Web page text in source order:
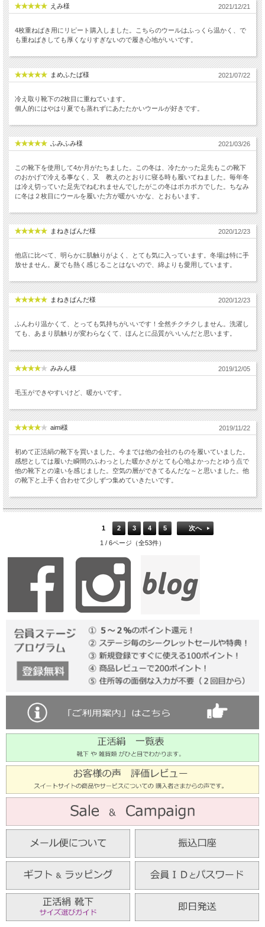
えみ様 2021/12/21
4枚重ねばき用にリピート購入しました。こちらのウールはふっくら温かく、で
も重ねばきしても厚くなりすぎないので履き心地がいいです。
まめふたば様 2021/07/22
冷え取り靴下の2枚目に重ねています。
個人的にはやはり夏でも蒸れずにあたたかいウールが好きです。
ふみふみ様 2021/03/26
この靴下を使用して4か月がたちました。この冬は、冷たかった足先もこの靴下
のおかげで冷える事なく、又 教えのとおりに寝る時も履いてねました。毎年冬
は冷え切っていた足先でねむれませんでしたがこの冬はポカポカでした。ちなみ
に冬は２枚目にウールを履いた方が暖かいかな、とおもいます。
まねきぱんだ様 2020/12/23
他店に比べて、明らかに肌触りがよく、とても気に入っています。冬場は特に手
放せません。夏でも熱く感じることはないので、綿よりも愛用しています。
まねきぱんだ様 2020/12/23
ふんわり温かくて、とっても気持ちがいいです！全然チクチクしません。洗濯し
ても、あまり肌触りが変わらなくて、ほんとに品質がいいんだと思います。
みみん様 2019/12/05
毛玉ができやすいけど、暖かいです。
aimi様 2019/11/22
初めて正活絹の靴下を買いました。今までは他の会社のものを履いていました。
感想としては履いた瞬間のふわっとした暖かさがとても心地よかったとゆう点で
他の靴下との違いを感じました。空気の層ができてるんだな～と思いました。他
の靴下と上手く合わせて少しずつ集めていきたいです。
1 2 3 4 5 次へ
1 / 6ページ（全53件）